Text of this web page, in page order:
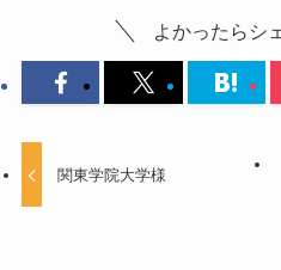
よかったらシ
関東学院大学様